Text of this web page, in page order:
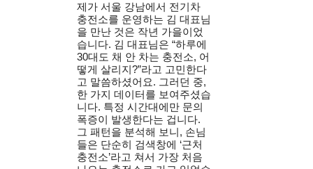
제가 서울 강남에서 전기차
충전소를 운영하는 김 대표님
을 만난 것은 작년 가을이었
습니다. 김 대표님은 “하루에
30대도 채 안 차는 충전소, 어
떻게 살리지?”라고 고민한다
고 말씀하셨어요. 그러던 중,
한 가지 데이터를 보여주셨습
니다. 특정 시간대에만 문의
폭증이 발생한다는 겁니다.
그 패턴을 분석해 보니, 손님
들은 단순히 검색창에 ‘근처
충전소’라고 쳐서 가장 처음